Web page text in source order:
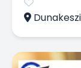
Dunakeszi